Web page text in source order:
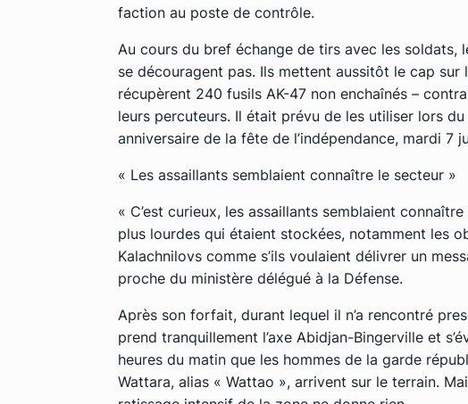
faction au poste de contrôle.
Au cours du bref échange de tirs avec les soldats,
se découragent pas. Ils mettent aussitôt le cap sur
récupèrent 240 fusils AK-47 non enchaînés –
leurs percuteurs. Il était prévu de les utiliser lors
anniversaire de la fête de l’indépendance, mardi 7
« Les assaillants semblaient connaître le secteur »
« C’est curieux, les assaillants semblaient
plus lourdes qui étaient stockées, notamment les
Kalachnilovs comme s’ils voulaient délivrer un
proche du ministère délégué à la Défense.
Après son forfait, durant lequel il n’a rencontré
prend tranquillement l’axe Abidjan-Bingerville et
heures du matin que les hommes de la garde
Wattara, alias « Wattao », arrivent sur le terrain.